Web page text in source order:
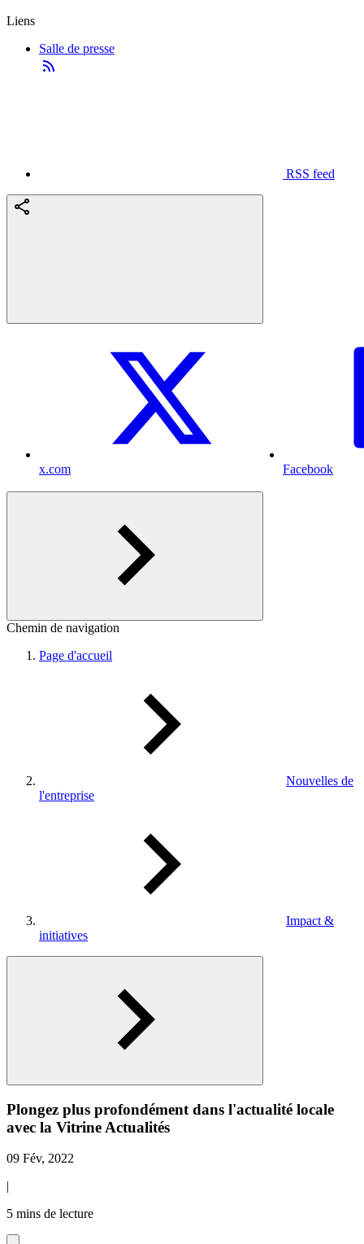
Liens
Salle de presse
RSS feed
x.com Facebook
Chemin de navigation
Page d'accueil
Nouvelles de
l'entreprise
Impact &
initiatives
Plongez plus profondément dans l'actualité locale
avec la Vitrine Actualités
09 Fév, 2022
|
5 mins de lecture